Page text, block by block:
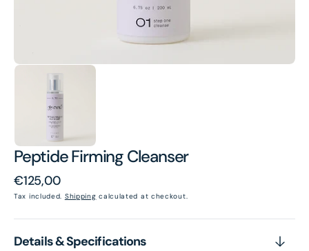
Peptide Firming Cleanser
Regular
price
€125,00
Tax included. Shipping calculated at checkout.
Details & Specifications